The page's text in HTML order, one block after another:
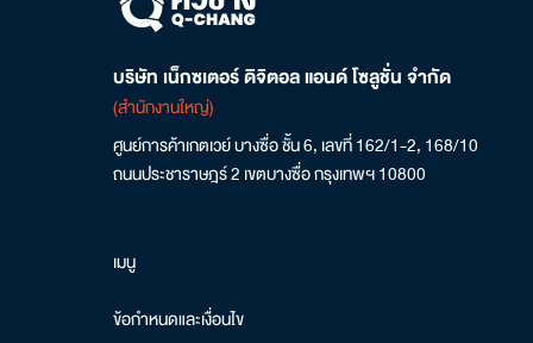
บริษัท เน็กซเตอร์ ดิจิตอล แอนด์ โซลูชั่น จำกัด
(สำนักงานใหญ่)
ศูนย์การค้าเกตเวย์ บางซื่อ ชั้น 6, เลขที่ 162/1-2, 168/10
ถนนประชาราษฎร์ 2 เขตบางซื่อ กรุงเทพฯ 10800
เมนู
ข้อกำหนดและเงื่อนไข